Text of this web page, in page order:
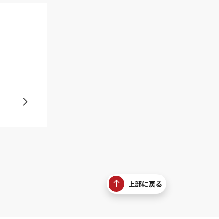
上部に戻る